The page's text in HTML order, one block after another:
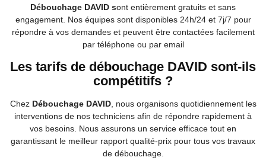
Débouchage DAVID sont entièrement gratuits et sans
engagement. Nos équipes sont disponibles 24h/24 et 7j/7 pour
répondre à vos demandes et peuvent être contactées facilement
par téléphone ou par email
Les tarifs de débouchage DAVID sont-ils
compétitifs ?
Chez Débouchage DAVID, nous organisons quotidiennement les
interventions de nos techniciens afin de répondre rapidement à
vos besoins. Nous assurons un service efficace tout en
garantissant le meilleur rapport qualité-prix pour tous vos travaux
de débouchage.